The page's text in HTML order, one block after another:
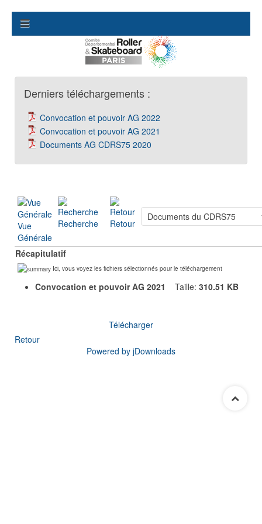
Derniers téléchargements :
Convocation et pouvoir AG 2022
Convocation et pouvoir AG 2021
Documents AG CDRS75 2020
Vue
Générale
Recherche Retour
Récapitulatif
Ici, vous voyez les fichiers sélectionnés pour le téléchargement
Convocation et pouvoir AG 2021 Taille: 310.51 KB
Télécharger
Retour
Powered by jDownloads